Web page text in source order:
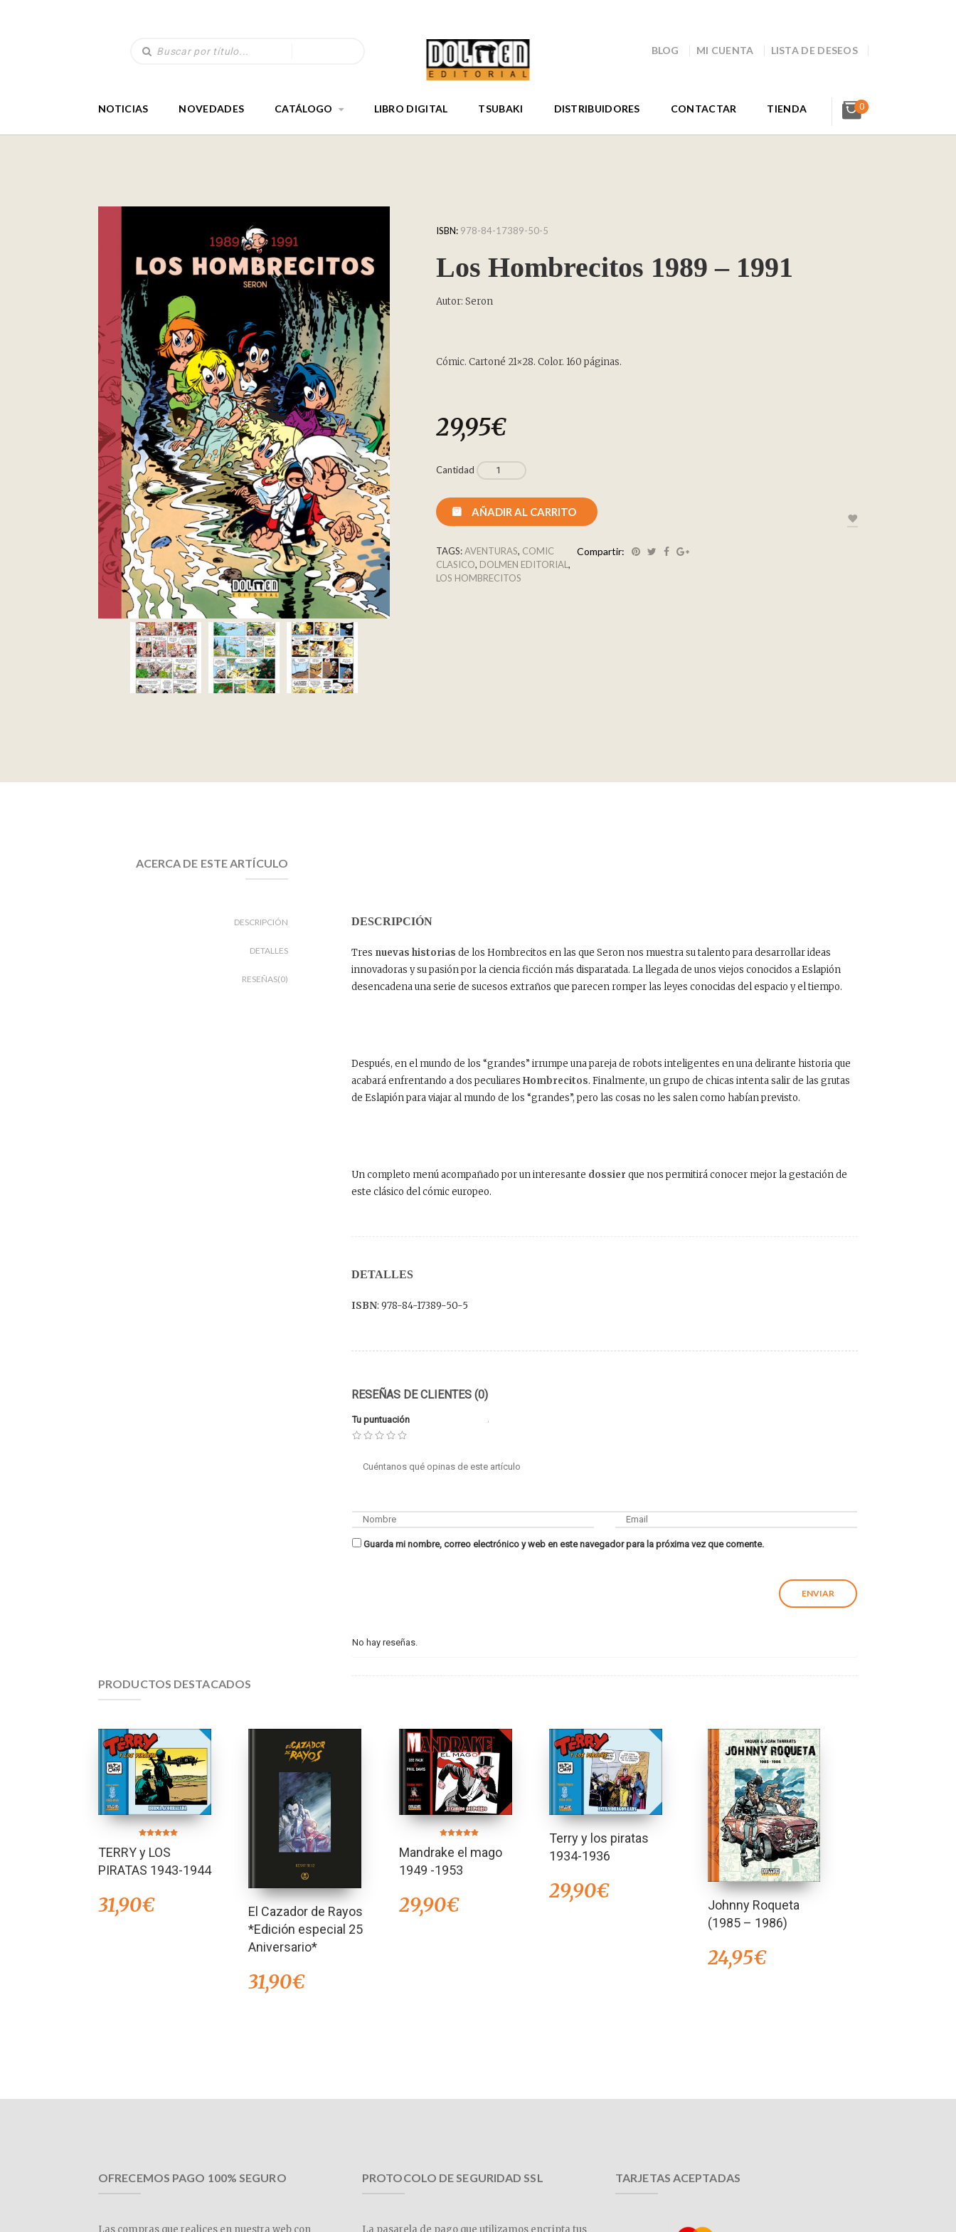
BLOG MI CUENTA LISTA DE DESEOS
NOTICIAS NOVEDADES CATÁLOGO LIBRO DIGITAL TSUBAKI DISTRIBUIDORES CONTACTAR TIENDA 0
ISBN: 978-84-17389-50-5
Los Hombrecitos 1989 – 1991
Autor: Seron
Cómic. Cartoné 21×28. Color. 160 páginas.
29,95€
Cantidad
AÑADIR AL CARRITO
TAGS:AVENTURAS, COMIC
CLASICO, DOLMEN EDITORIAL ,
LOS HOMBRECITOS
Compartir:
ACERCA DE ESTE ARTÍCULO
DESCRIPCIÓN
DETALLES
RESEÑAS(0)
DESCRIPCIÓN
Tres nuevas historias de los Hombrecitos en las que Seron nos muestra su talento para desarrollar ideas
innovadoras y su pasión por la ciencia ficción más disparatada. La llegada de unos viejos conocidos a Eslapión
desencadena una serie de sucesos extraños que parecen romper las leyes conocidas del espacio y el tiempo.
Después, en el mundo de los “grandes” irrumpe una pareja de robots inteligentes en una delirante historia que
acabará enfrentando a dos peculiares Hombrecitos. Finalmente, un grupo de chicas intenta salir de las grutas
de Eslapión para viajar al mundo de los “grandes”, pero las cosas no les salen como habían previsto.
Un completo menú acompañado por un interesante dossier que nos permitirá conocer mejor la gestación de
este clásico del cómic europeo.
DETALLES
ISBN: 978-84-17389-50-5
RESEÑAS DE CLIENTES (0)
Tu puntuación
Guarda mi nombre, correo electrónico y web en este navegador para la próxima vez que comente.
No hay reseñas.
PRODUCTOS DESTACADOS
5.00
de 5
TERRY y LOS
PIRATAS 1943-1944
31,90€
El Cazador de Rayos
*Edición especial 25
Aniversario*
31,90€
5.00
de 5
Mandrake el mago
1949 -1953
29,90€
Terry y los piratas
1934-1936
29,90€
Johnny Roqueta
(1985 – 1986)
24,95€
OFRECEMOS PAGO 100% SEGURO
Las compras que realices en nuestra web con
PROTOCOLO DE SEGURIDAD SSL
La pasarela de pago que utilizamos encripta tus
TARJETAS ACEPTADAS